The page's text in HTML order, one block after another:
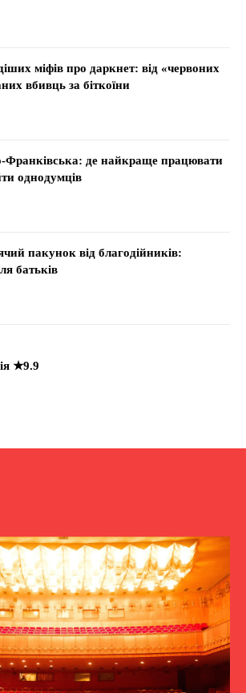
міфів про даркнет: від «червоних
вбивць за біткоїни
Франківська: де найкраще працювати
однодумців
пакунок від благодійників:
батьків
★9.9